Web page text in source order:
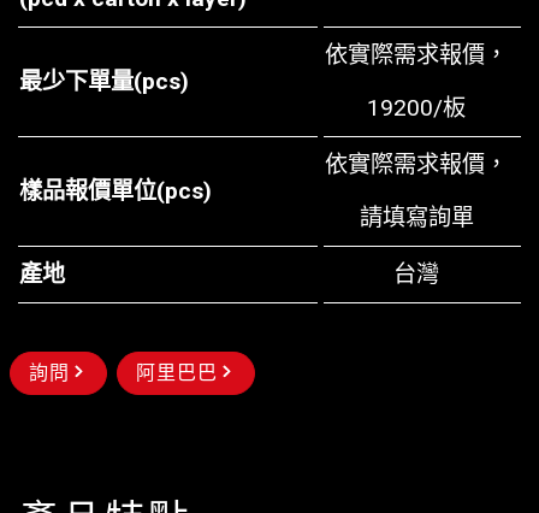
最少下單量(pcs)
依實際需求報價，
19200/板
樣品報價單位(pcs)
依實際需求報價，
請填寫詢單
產地 台灣
詢問 阿里巴巴